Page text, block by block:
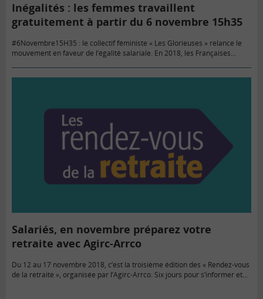
Inégalités : les femmes travaillent
gratuitement à partir du 6 novembre 15h35
#6Novembre15H35 : le collectif féministe « Les Glorieuses » relance le
mouvement en faveur de l’égalité salariale. En 2018, les Françaises
Salariés, en novembre préparez votre
retraite avec Agirc-Arrco
Du 12 au 17 novembre 2018, c’est la troisième édition des « Rendez-vous
de la retraite », organisée par l’Agirc-Arrco. Six jours pour s’informer et